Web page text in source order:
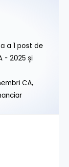
a 1 post de
- 2025 și
CA,